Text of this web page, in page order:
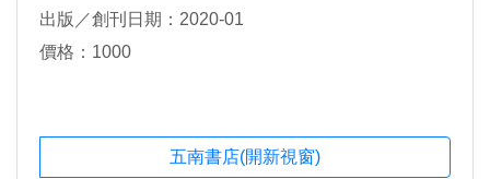
出版／創刊日期：2020-01
價格：1000
五南書店(開新視窗)